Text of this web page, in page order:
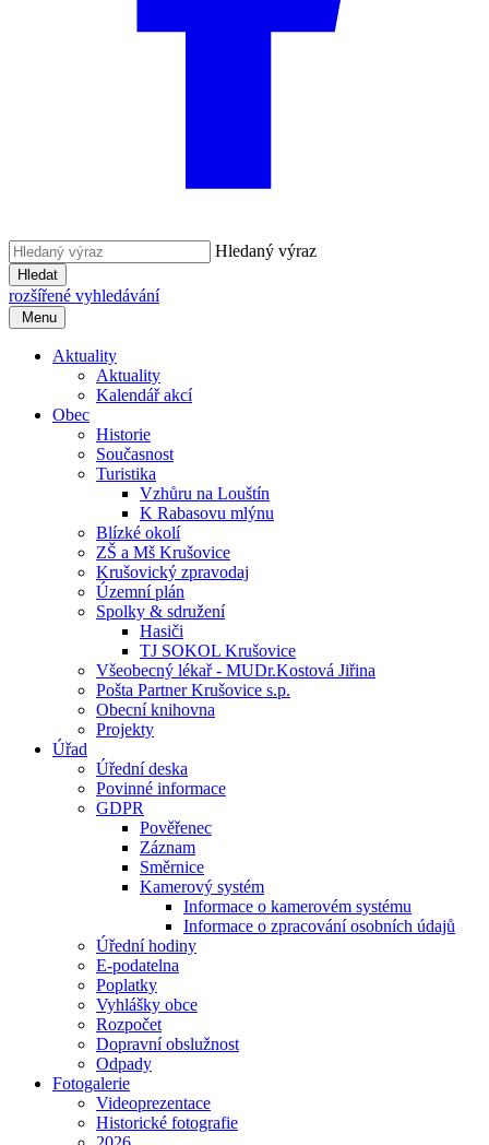
Hledaný výraz
Hledat
rozšířené vyhledávání
Menu
Aktuality
Aktuality
Kalendář akcí
Obec
Historie
Současnost
Turistika
Vzhůru na Louštín
K Rabasovu mlýnu
Blízké okolí
ZŠ a Mš Krušovice
Krušovický zpravodaj
Územní plán
Spolky & sdružení
Hasiči
TJ SOKOL Krušovice
Všeobecný lékař - MUDr.Kostová Jiřina
Pošta Partner Krušovice s.p.
Obecní knihovna
Projekty
Úřad
Úřední deska
Povinné informace
GDPR
Pověřenec
Záznam
Směrnice
Kamerový systém
Informace o kamerovém systému
Informace o zpracování osobních údajů
Úřední hodiny
E-podatelna
Poplatky
Vyhlášky obce
Rozpočet
Dopravní obslužnost
Odpady
Fotogalerie
Videoprezentace
Historické fotografie